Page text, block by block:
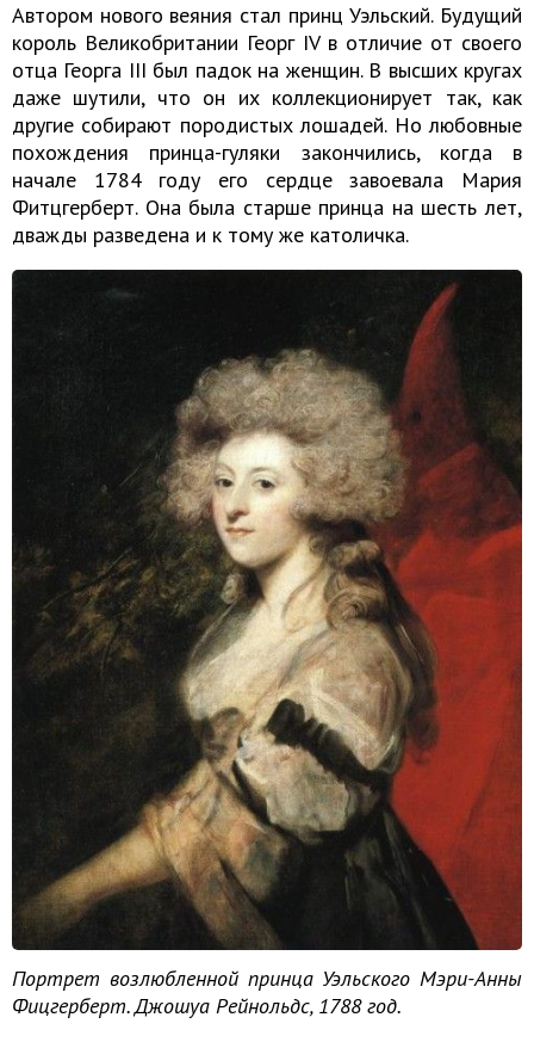
Автором нового веяния стал принц Уэльский. Будущий
король Великобритании Георг IV в отличие от своего
отца Георга III был падок на женщин. В высших кругах
даже шутили, что он их коллекционирует так, как
другие собирают породистых лошадей. Но любовные
похождения принца-гуляки закончились, когда в
начале 1784 году его сердце завоевала Мария
Фитцгерберт. Она была старше принца на шесть лет,
дважды разведена и к тому же католичка.
Портрет возлюбленной принца Уэльского Мэри-Анны
Фицгерберт. Джошуа Рейнольдс, 1788 год.